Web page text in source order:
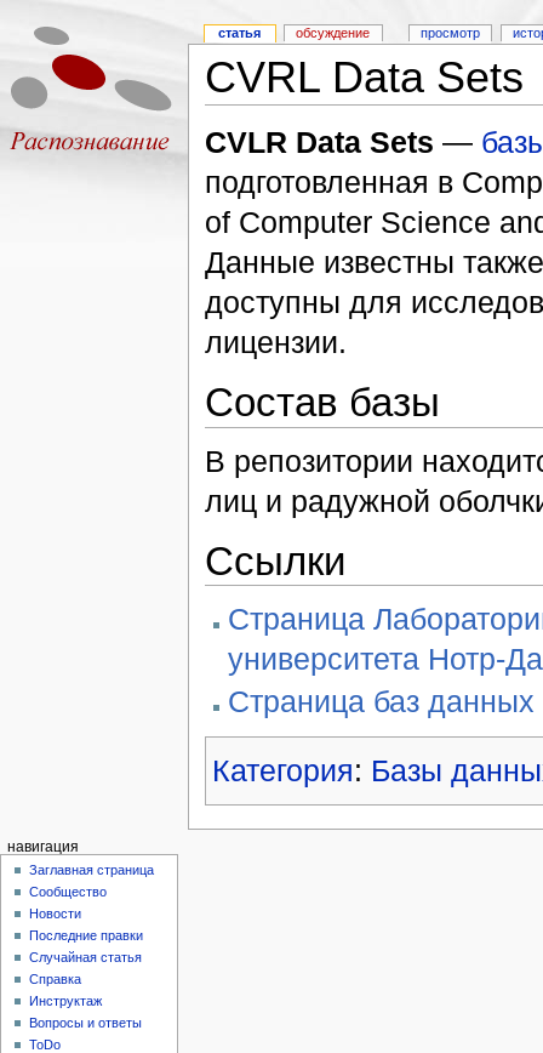
CVRL Data Sets
CVLR Data Sets —
подготовленная в
of Computer Science
Данные известны
доступны для
лицензии.
Состав базы
В репозитории
лиц и радужной
Ссылки
Страница
университета Нотр-
Страница баз данных
Категория: Базы
статья обсуждение просмотр
навигация
Заглавная страница
Сообщество
Новости
Последние правки
Случайная статья
Справка
Инструктаж
Вопросы и ответы
ToDo